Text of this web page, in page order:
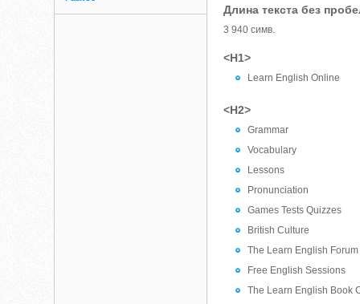
Длина текста без
3 940 симв.
<H1>
Learn English Online
<H2>
Grammar
Vocabulary
Lessons
Pronunciation
Games Tests Quizzes
British Culture
The Learn English Forum
Free English Sessions
The Learn English Book